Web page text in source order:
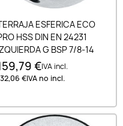
ESFERICA ECO
HSS DIN EN 24231
G BSP 7/8-14
€IVA incl.
€IVA no incl.